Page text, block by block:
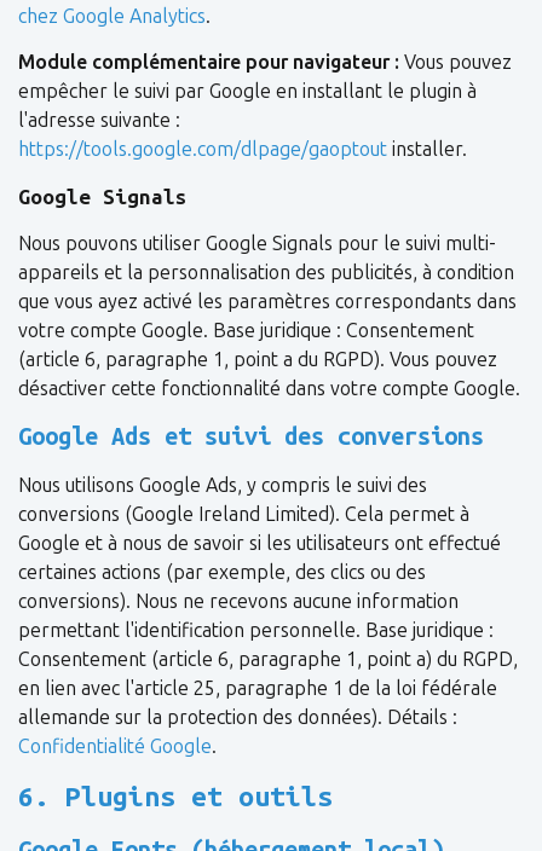
chez Google Analytics.
Module complémentaire pour navigateur : Vous pouvez
empêcher le suivi par Google en installant le plugin à
l'adresse suivante :
https://tools.google.com/dlpage/gaoptout installer.
Google Signals
Nous pouvons utiliser Google Signals pour le suivi multi-
appareils et la personnalisation des publicités, à condition
que vous ayez activé les paramètres correspondants dans
votre compte Google. Base juridique : Consentement
(article 6, paragraphe 1, point a du RGPD). Vous pouvez
désactiver cette fonctionnalité dans votre compte Google.
Google Ads et suivi des conversions
Nous utilisons Google Ads, y compris le suivi des
conversions (Google Ireland Limited). Cela permet à
Google et à nous de savoir si les utilisateurs ont effectué
certaines actions (par exemple, des clics ou des
conversions). Nous ne recevons aucune information
permettant l'identification personnelle. Base juridique :
Consentement (article 6, paragraphe 1, point a) du RGPD,
en lien avec l'article 25, paragraphe 1 de la loi fédérale
allemande sur la protection des données). Détails :
Confidentialité Google.
6. Plugins et outils